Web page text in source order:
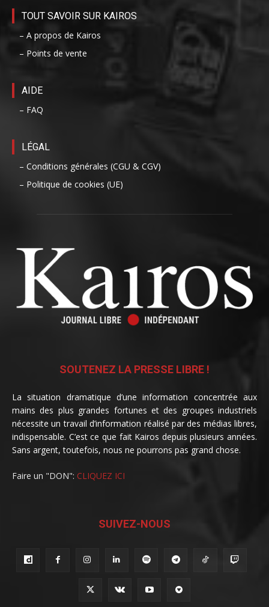
TOUT SAVOIR SUR KAIROS
– A propos de Kairos
– Points de vente
AIDE
– FAQ
LÉGAL
– Conditions générales (CGU & CGV)
– Politique de cookies (UE)
SOUTENEZ LA PRESSE LIBRE !
La situation dramatique d’une information concentrée aux
mains des plus grandes fortunes et des groupes industriels
nécessite un travail d’information réalisé par des médias libres,
indispensable. C’est ce que fait Kairos depuis plusieurs années.
Sans argent, toutefois, nous ne pourrons pas grand chose.
Faire un "DON": CLIQUEZ ICI
SUIVEZ-NOUS